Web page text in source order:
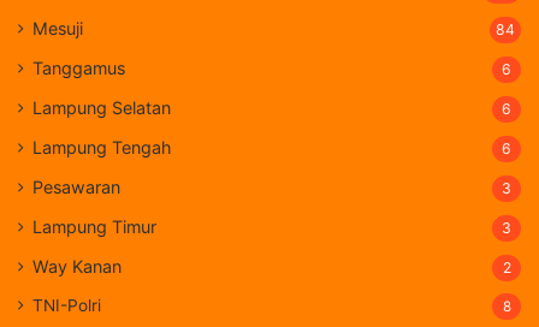
Mesuji 84
Tanggamus 6
Lampung Selatan 6
Lampung Tengah 6
Pesawaran 3
Lampung Timur 3
Way Kanan 2
TNI-Polri 8